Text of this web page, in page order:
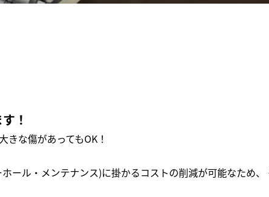
！
な傷があってもOK！
ール・メンテナンス)に掛かるコストの削減が可能なため